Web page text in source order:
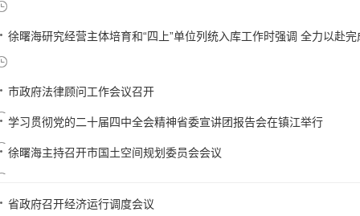
徐曙海研究经营主体培育和“四上”单位列统入库工作时强调 全力以赴
市政府法律顾问工作会议召开
学习贯彻党的二十届四中全会精神省委宣讲团报告会在镇江举行
徐曙海主持召开市国土空间规划委员会会议
省政府召开经济运行调度会议